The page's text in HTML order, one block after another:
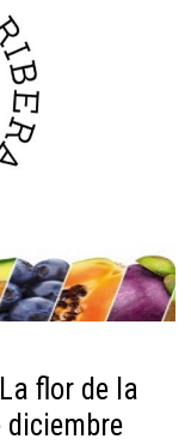
flor de la
diciembre